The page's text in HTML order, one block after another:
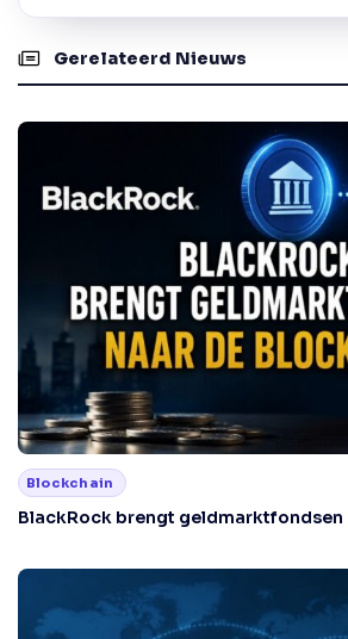
Gerelateerd Nieuws
Blockchain
BlackRock brengt geldmarktfondsen